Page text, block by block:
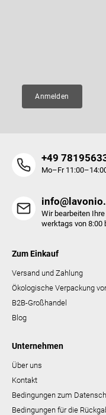
Anmelden
+49
Mo–Fr
Wir bearbeiten
werktags von 8:00
Zum Einkauf
Versand und Zahlung
Ökologische Verpackung
B2B-Großhandel
Blog
Unternehmen
Über uns
Kontakt
Bedingungen zum
Bedingungen für die